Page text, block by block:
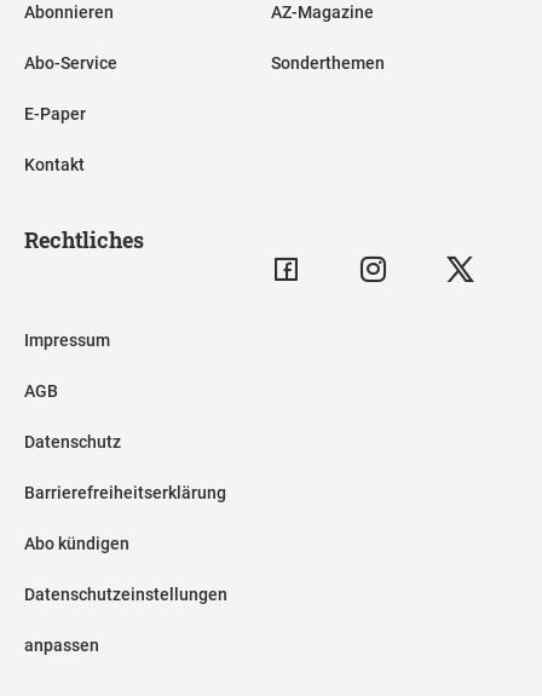
Abonnieren
Abo-Service
E-Paper
Kontakt
AZ-Magazine
Sonderthemen
Rechtliches
Impressum
AGB
Datenschutz
Barrierefreiheitserklärung
Abo kündigen
Datenschutzeinstellungen
anpassen